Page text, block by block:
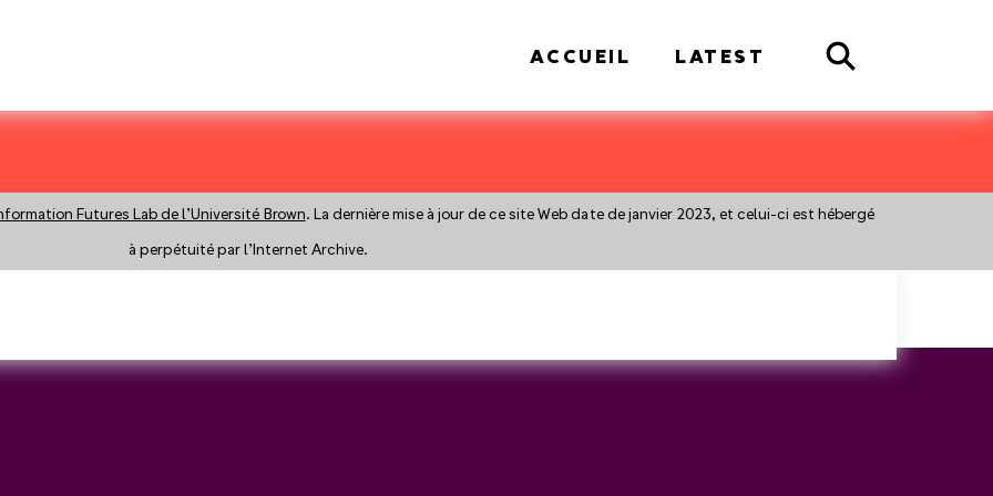
Futures Lab de l’Université Brown. La dernière mise à jour de ce site Web date de janvier 2023, et celui-ci est hébergé
à perpétuité par l’Internet Archive.
ACCUEIL LATEST Search